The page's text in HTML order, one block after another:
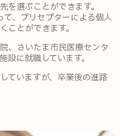
を選ぶことができます。
、プリセプターによる個人
ことができます。
、さいたま市民医療センタ
に就職しています。
ていますが、卒業後の進路